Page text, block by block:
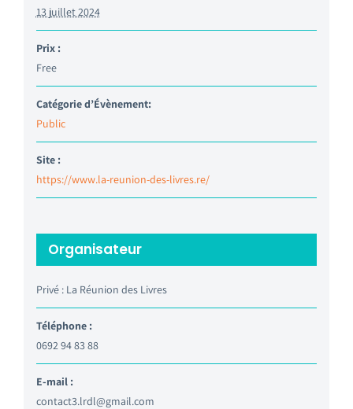
13 juillet 2024
Prix :
Free
Catégorie d’Évènement:
Public
Site :
https://www.la-reunion-des-livres.re/
Organisateur
Privé : La Réunion des Livres
Téléphone :
0692 94 83 88
E-mail :
contact3.lrdl@gmail.com